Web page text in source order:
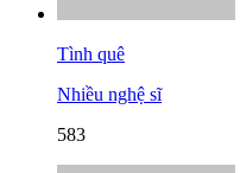
Tình quê
Nhiều nghệ sĩ
583